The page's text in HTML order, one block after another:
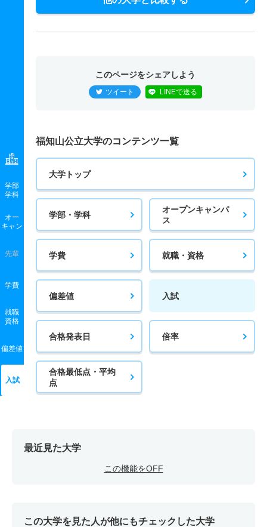
学部
学科
オー
キャン
先輩
学費
就職
資格
偏差値
入試
このページをシェアしよう
ツイート LINEで送る
福知山公立大学のコンテンツ一覧
大学トップ
学部・学科
オープンキャンパ
ス
学費 就職・資格
偏差値 入試
合格発表日 倍率
合格最低点・平均
点
最近見た大学
この機能をOFF
この大学を見た人が他にもチェックした大学